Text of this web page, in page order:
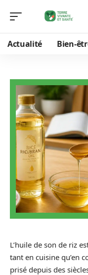
Actualité Bien-
L’huile de son de riz
tant en cuisine qu’en
prisé depuis des